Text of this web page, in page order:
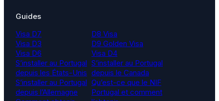
Guides
Visa D7
Visa D3
Visa D6
S’installer au Portugal
depuis les États-Unis
S’installer au Portugal
depuis l’Allemagne
D8 Visa
D9 Golden Visa
Visa D4
S’installer au Portugal
depuis le Canada
Qu’est-ce que le NIF
Portugal et comment